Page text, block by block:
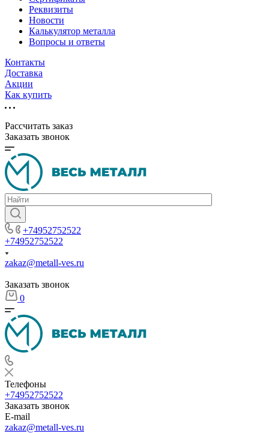
Реквизиты
Новости
Калькулятор металла
Вопросы и ответы
Контакты
Доставка
Акции
Как купить
Рассчитать заказ
Заказать звонок
+74952752522
+74952752522
zakaz@metall-ves.ru
Заказать звонок
0
Телефоны
+74952752522
Заказать звонок
E-mail
zakaz@metall-ves.ru